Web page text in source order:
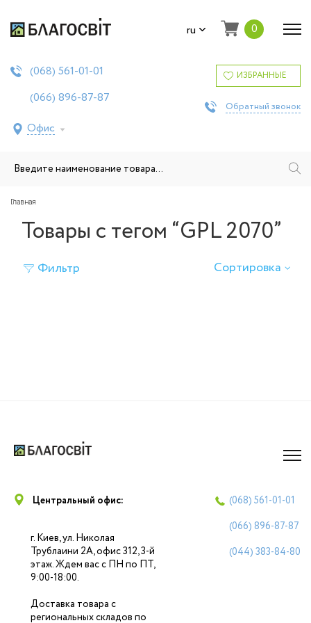
ru 0
(068) 561-01-01
(066) 896-87-87
Офис
ИЗБРАННЫЕ
Обратный звонок
Главная
Товары с тегом “GPL 2070”
Фильтр Сортировка
Центральный офис:
г. Киев, ул. Николая
Трублаини 2А, офис 312, 3-й
этаж. Ждем вас с ПН по ПТ,
9:00-18:00.
Доставка товара с
региональных складов по
(068) 561-01-01
(066) 896-87-87
(044) 383-84-80